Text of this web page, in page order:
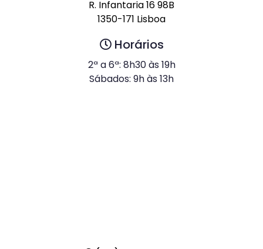
R. Infantaria 16 98B
1350-171 Lisboa
Horários
2ª a 6ª: 8h30 às 19h
Sábados: 9h às 13h